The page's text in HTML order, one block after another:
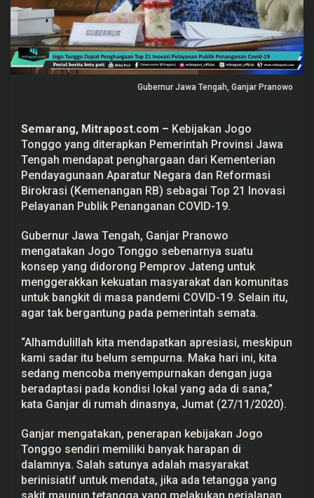
a
n
o
p
2
1
n
i
P
e
l
a
y
a
a
n
P
b
l
k
P
a
n
a
n
n
o
v
i
d
-
1
9
Gubernur Jawa Tengah, Ganjar Pranowo
Semarang, Mitrapost.com – Kebijakan Jogo
Tonggo yang diterapkan Pemerintah Provinsi Jawa
Tengah mendapat penghargaan dari Kementerian
Pendayagunaan Aparatur Negara dan Reformasi
Birokrasi (Kemenangan RB) sebagai Top 21 Inovasi
Pelayanan Publik Penanganan COVID-19.
Gubernur Jawa Tengah, Ganjar Pranowo
mengatakan Jogo Tonggo sebenarnya suatu
konsep yang didorong Pemprov Jateng untuk
menggerakkan kekuatan masyarakat dan komunitas
untuk bangkit di masa pandemi COVID-19. Selain itu,
agar tak bergantung pada pemerintah semata.
“Alhamdulillah kita mendapatkan apresiasi, meskipun
kami sadar itu belum sempurna. Maka hari ini, kita
sedang mencoba menyempurnakan dengan juga
beradaptasi pada kondisi lokal yang ada di sana,”
kata Ganjar di rumah dinasnya, Jumat (27/11/2020).
Ganjar mengatakan, penerapan kebijakan Jogo
Tonggo sendiri memiliki banyak harapan di
dalamnya. Salah satunya adalah masyarakat
berinisiatif untuk mendata, jika ada tetangga yang
sakit maupun tetangga yang melakukan perjalanan